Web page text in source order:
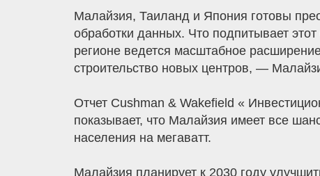
Малайзия, Таиланд и Япония готовы
обработки данных. Что подпитывает
регионе ведется масштабное
строительство новых центров, —
Отчет Cushman & Wakefield «
показывает, что Малайзия имеет все
населения на мегаватт.
Малайзия планирует к 2030 году